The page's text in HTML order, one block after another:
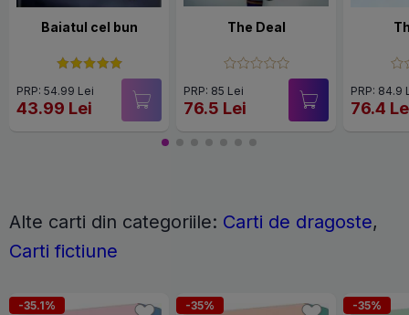
Baiatul cel bun
PRP: 54.99 Lei
43.99 Lei
The Deal
PRP: 85 Lei
76.5 Lei
PRP: 84.9
76.4
Alte carti din categoriile: Carti de dragoste,
Carti fictiune
-35.1% -35% -35%